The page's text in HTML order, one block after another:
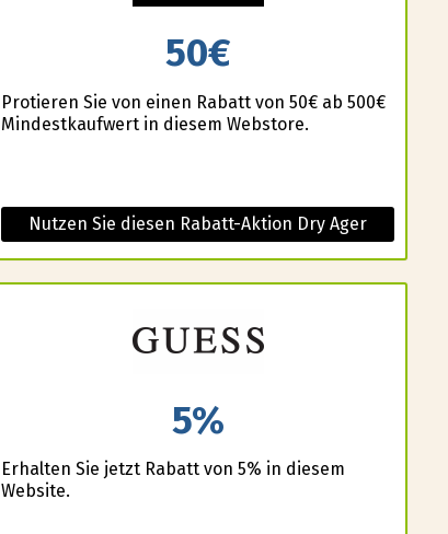
50€
Profitieren Sie von einen Rabatt von 50€ ab 500€
Mindestkaufwert in diesem Webstore.
Nutzen Sie diesen Rabatt-Aktion Dry Ager
5%
Erhalten Sie jetzt Rabatt von 5% in diesem
Website.